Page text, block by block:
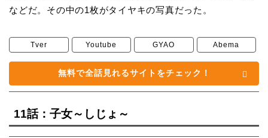
などだ。その中の1枚がタイヤキの写真だった。
Tver Youtube GYAO Abema
無料で全話見れるサイトをチェック！
11話：子女～しじょ～